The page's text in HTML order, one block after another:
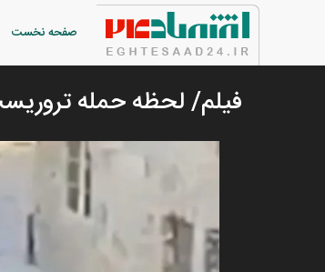
صفحه نخست
فیلم/ لحظه حمله